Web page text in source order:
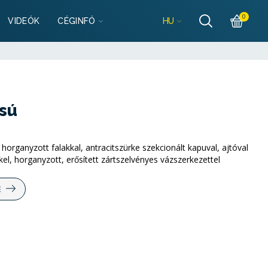
VIDEÓK CÉGINFÓ HU 0
falakkal, antracitszürke szekcionált kapuval, ajtóval
horganyzott, erősített zártszelvényes vázszerkezettel